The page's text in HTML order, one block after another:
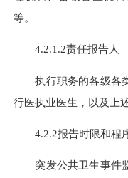
等。
4.2.1.2责任报告人
执行职务的各级各类
行医执业医生，以及上
4.2.2报告时限和程
突发公共卫生事件监